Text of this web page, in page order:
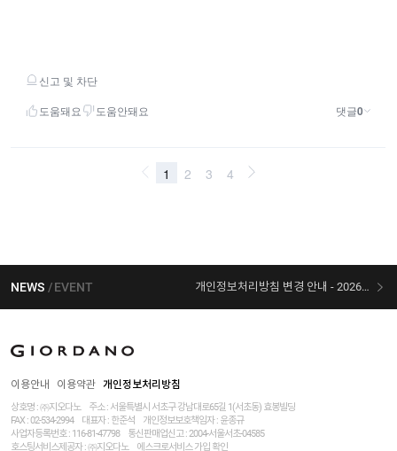
NEWS EVENT 개인정보처리방침 변경 안내 - 2026/07/30 시행
이용안내 이용약관 개인정보처리방침
상호명 : ㈜지오다노
주소 : 서울특별시 서초구 강남대로65길 1(서초동) 효봉빌딩
FAX : 02-534-2994
대표자 : 한준석 개인정보보호책임자 : 윤종규
사업자등록번호 : 116-81-47798
통신판매업신고 : 2004-서울서초-04585
호스팅서비스제공자 : ㈜지오다노
에스크로서비스 가입 확인